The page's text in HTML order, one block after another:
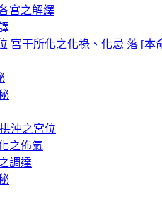
宮之解繹
宮干所化之化祿、化忌 落 [本
沖之宮位
之佈氣
調達